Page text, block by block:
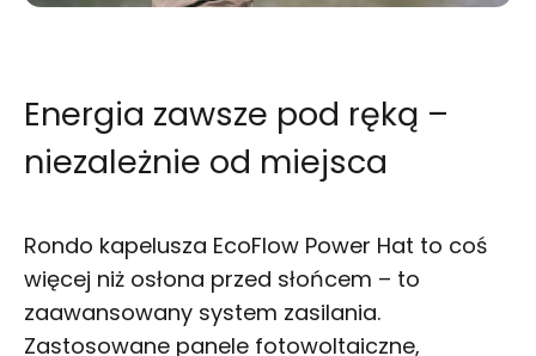
Energia zawsze pod ręką –
niezależnie od miejsca
Rondo kapelusza EcoFlow Power Hat to coś
więcej niż osłona przed słońcem – to
zaawansowany system zasilania.
Zastosowane panele fotowoltaiczne,